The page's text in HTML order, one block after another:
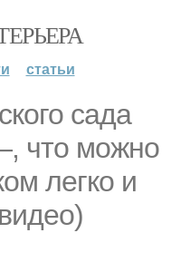
статьи
сада
что можно
легко и